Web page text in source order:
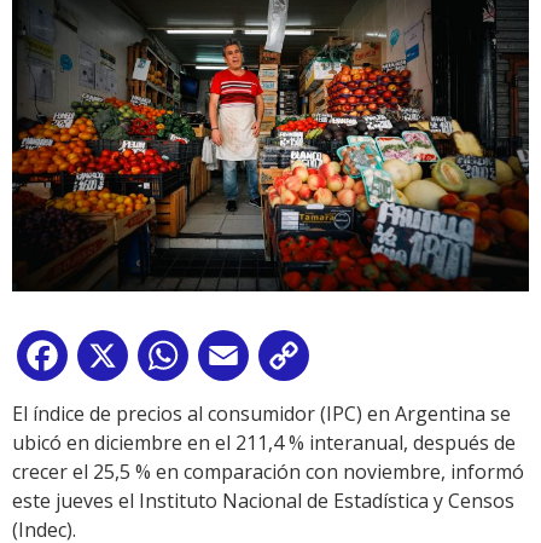
Facebook
X WhatsApp
Email
Link
El índice de precios al consumidor (IPC) en Argentina se
ubicó en diciembre en el 211,4 % interanual, después de
crecer el 25,5 % en comparación con noviembre, informó
este jueves el Instituto Nacional de Estadística y Censos
(Indec).